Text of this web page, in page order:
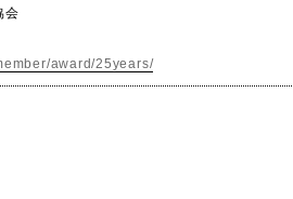
会
award/25years/